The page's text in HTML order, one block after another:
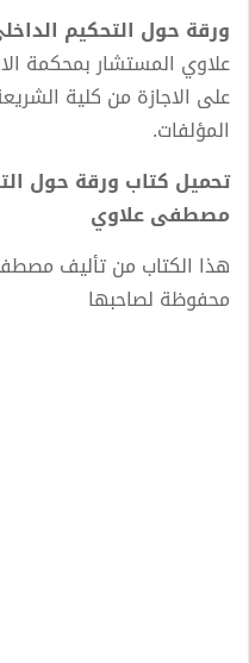
ورقة حول التحكيم
علاوي المستشار بمحكمة
على الاجازة من كلية
المؤلفات.
مصطفى علاوي
هذا الكتاب من تأليف
محفوظة لصاحبها